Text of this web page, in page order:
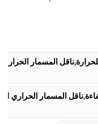
المسمار
المسمار الحراري